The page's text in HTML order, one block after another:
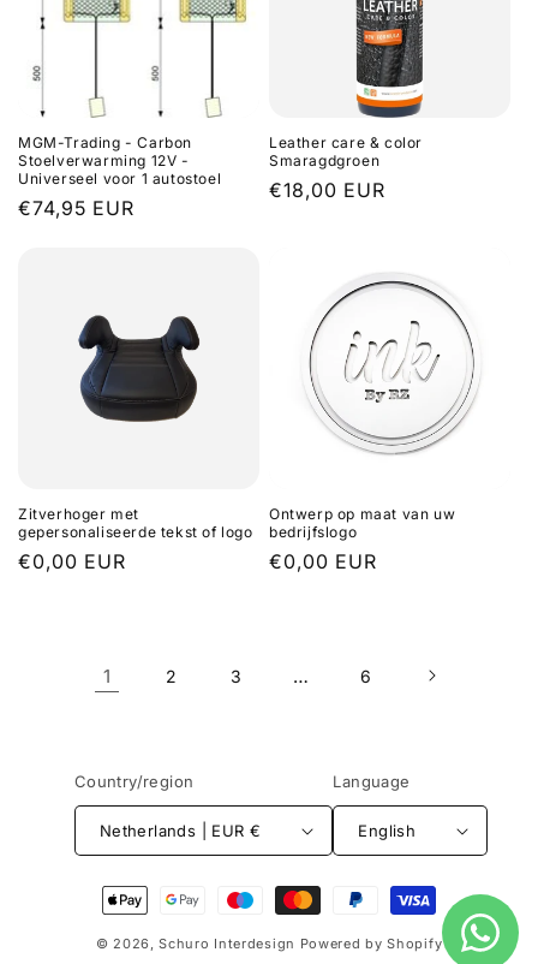
MGM-Trading - Carbon
Stoelverwarming 12V -
Universeel voor 1 autostoel
Regular
€74,95 EUR
Leather care & color
Smaragdgroen
Regular
€18,00 EUR
Zitverhoger met
gepersonaliseerde tekst of logo
Regular
€0,00 EUR
Ontwerp op maat van uw
bedrijfslogo
Regular
€0,00 EUR
1 2 3 … 6
Country/region
Netherlands | EUR €
Language
English
Payment
methods
© 2026,Schuro Interdesign Powered by Shopify